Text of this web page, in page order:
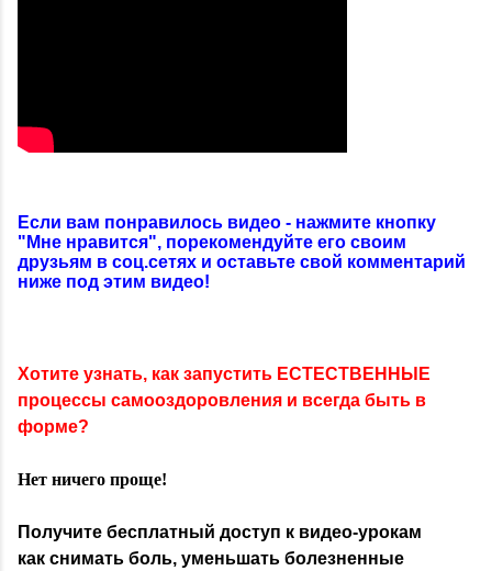
Если вам понравилось видео - нажмите кнопку
"Мне нравится", порекомендуйте его своим
друзьям в соц.сетях и оставьте свой комментарий
ниже под этим видео!
Хотите узнать, как запустить ЕСТЕСТВЕННЫЕ
процессы самооздоровления и всегда быть в
форме?
Нет ничего проще!
Получите бесплатный доступ к видео-урокам
как снимать боль, уменьшать болезненные